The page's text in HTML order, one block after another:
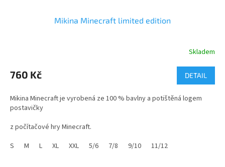
Mikina Minecraft limited edition
produktu
je
z
5
Skladem
760 Kč DETAIL
Mikina Minecraft je vyrobená ze 100 % bavlny a potištěná logem
postavičky
z počítačové hry Minecraft.
materiál mikiny -
S M L XL XXL 5/6 7/8 9/10 11/12